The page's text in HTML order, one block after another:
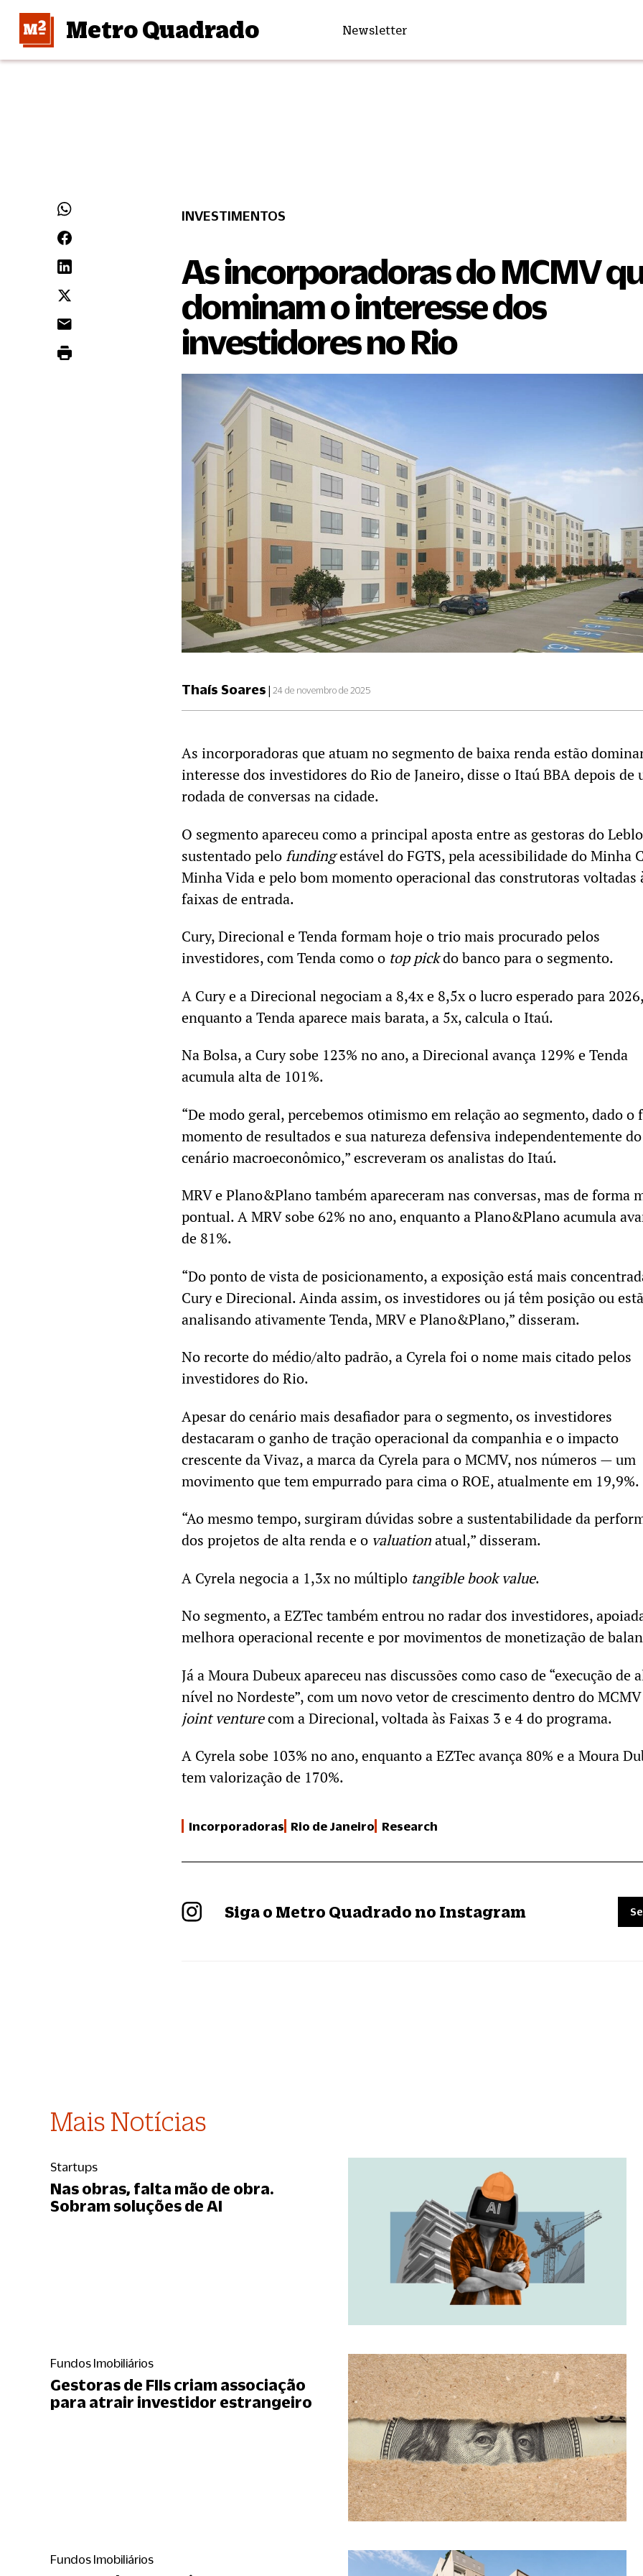
Metro Quadrado Newsletter
INVESTIMENTOS
As incorporadoras do MCMV
dominam o interesse dos
investidores no Rio
Thaís Soares| 24 de novembro de 2025
As incorporadoras que atuam no segmento de baixa renda estão
interesse dos investidores do Rio de Janeiro, disse o Itaú BBA depois de
rodada de conversas na cidade.
O segmento apareceu como a principal aposta entre as gestoras do
sustentado pelo fundingestável do FGTS, pela acessibilidade do Minha
Minha Vida e pelo bom momento operacional das construtoras voltadas
faixas de entrada.
Cury, Direcional e Tenda formam hoje o trio mais procurado pelos
investidores, com Tenda como o top pickdo banco para o segmento.
A Cury e a Direcional negociam a 8,4x e 8,5x o lucro esperado para 2026,
enquanto a Tenda aparece mais barata, a 5x, calcula o Itaú.
Na Bolsa, a Cury sobe 123% no ano, a Direcional avança 129% e Tenda
acumula alta de 101%.
“De modo geral, percebemos otimismo em relação ao segmento, dado o
momento de resultados e sua natureza defensiva independentemente do
cenário macroeconômico,” escreveram os analistas do Itaú.
MRV e Plano&Plano também apareceram nas conversas, mas de forma
pontual. A MRV sobe 62% no ano, enquanto a Plano&Plano acumula
de 81%.
“Do ponto de vista de posicionamento, a exposição está mais
Cury e Direcional. Ainda assim, os investidores ou já têm posição ou
analisando ativamente Tenda, MRV e Plano&Plano,” disseram.
No recorte do médio/alto padrão, a Cyrela foi o nome mais citado pelos
investidores do Rio.
Apesar do cenário mais desafiador para o segmento, os investidores
destacaram o ganho de tração operacional da companhia e o impacto
crescente da Vivaz, a marca da Cyrela para o MCMV, nos números — um
movimento que tem empurrado para cima o ROE, atualmente em 19,9%.
“Ao mesmo tempo, surgiram dúvidas sobre a sustentabilidade da
dos projetos de alta renda e o valuationatual,” disseram.
A Cyrela negocia a 1,3x no múltiplo tangible book value.
No segmento, a EZTec também entrou no radar dos investidores,
melhora operacional recente e por movimentos de monetização de
Já a Moura Dubeux apareceu nas discussões como caso de “execução de
nível no Nordeste”, com um novo vetor de crescimento dentro do
joint venturecom a Direcional, voltada às Faixas 3 e 4 do programa.
A Cyrela sobe 103% no ano, enquanto a EZTec avança 80% e a Moura
tem valorização de 170%.
Incorporadoras Rio de Janeiro Research
Siga o Metro Quadrado no Instagram
Mais Notícias
Startups
Nas obras, falta mão de obra.
Sobram soluções de AI
Fundos Imobiliários
Gestoras de FIIs criam associação
para atrair investidor estrangeiro
Fundos Imobiliários